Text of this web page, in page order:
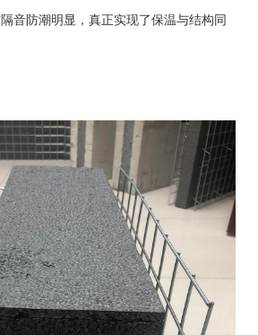
音防潮明显，真正实现了保温与结构同